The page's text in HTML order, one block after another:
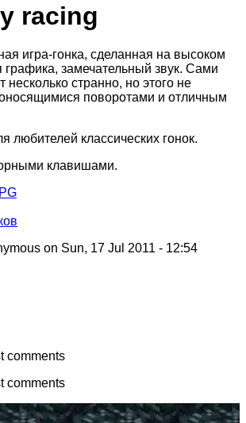
racing
игра-гонка, сделанная на высоком
графика, замечательный звук. Сами
странно, но этого не
поворотами и отличным
любителей классических гонок.
клавишами.
on Sun, 17 Jul 2011 - 12:54
comments
comments